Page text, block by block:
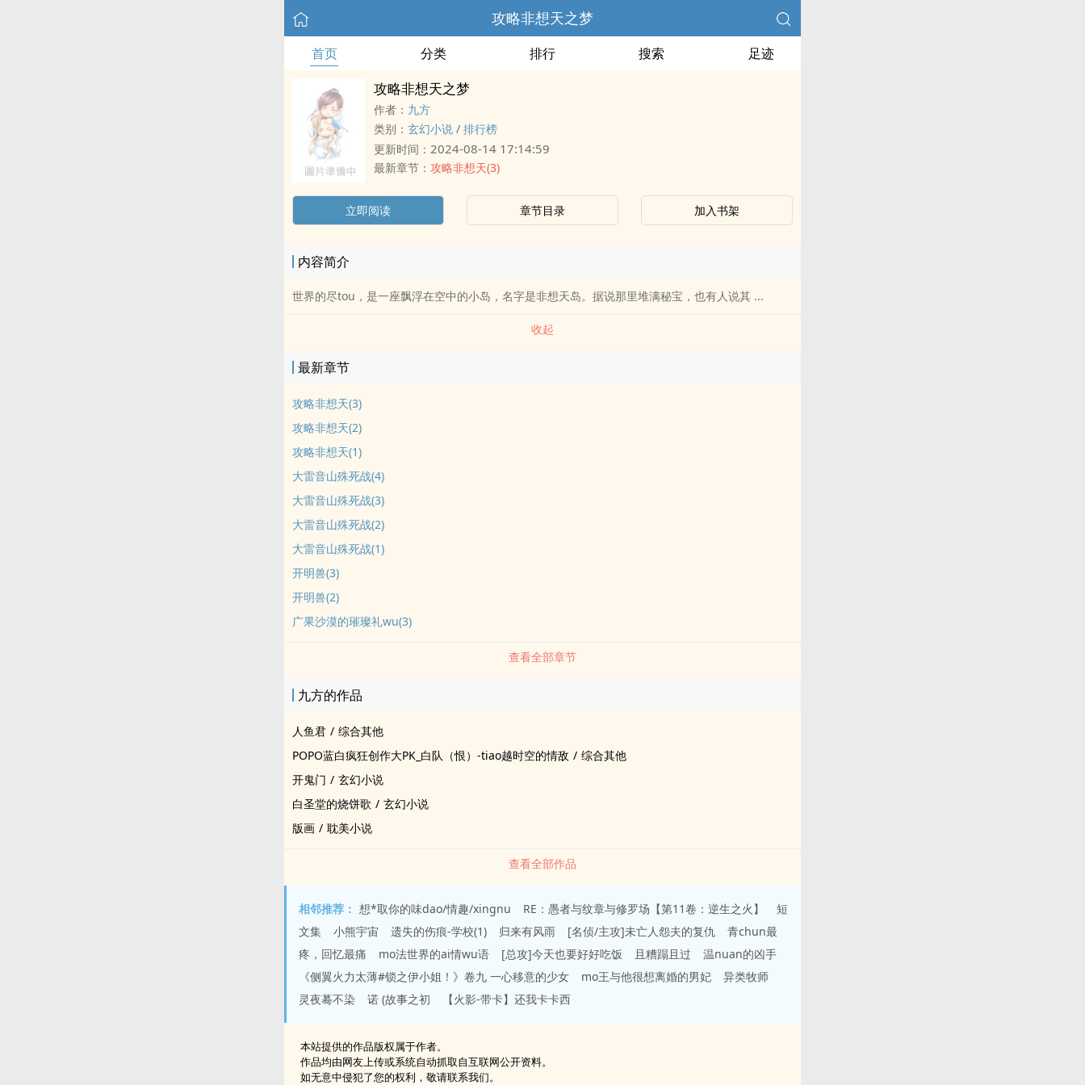
攻略非想天之梦
首页 分类 排行 搜索 足迹
攻略非想天之梦
作者： 九方
类别： 玄幻小说 / 排行榜
更新时间： 2024-08-14 17:14:59
最新章节： 攻略非想天(3)
立即阅读 章节目录 加入书架
内容简介
世界的尽tou，是一座飘浮在空中的小岛，名字是非想天岛。据说那里堆满秘宝，也有人说其 ...
收起
最新章节
攻略非想天(3)
攻略非想天(2)
攻略非想天(1)
大雷音山殊死战(4)
大雷音山殊死战(3)
大雷音山殊死战(2)
大雷音山殊死战(1)
开明兽(3)
开明兽(2)
广果沙漠的璀璨礼wu(3)
查看全部章节
九方的作品
人鱼君 / 综合其他
POPO蓝白疯狂创作大PK_白队（恨）-tiao越时空的情敌 / 综合其他
开鬼门 / 玄幻小说
白圣堂的烧饼歌 / 玄幻小说
版画 / 耽美小说
查看全部作品
相邻推荐： 想*取你的味dao/情趣/xingnu RE：愚者与纹章与修罗场【第11卷：逆生之火】
短
文集
小熊宇宙 遗失的伤痕-学校(1) 归来有风雨 [名侦/主攻]未亡人怨夫的复仇
青chun最
疼，回忆最痛
mo法世界的ai情wu语 [总攻]今天也要好好吃饭 且糟蹋且过
温nuan的凶手
《侧翼火力太薄#锁之伊小姐！》卷九 一心移意的少女
mo王与他很想离婚的男妃
异类牧师
灵夜蓦不染
诺 (故事之初 【火影-带卡】还我卡卡西
本站提供的作品版权属于作者。
作品均由网友上传或系统自动抓取自互联网公开资料。
如无意中侵犯了您的权利，敬请联系我们。